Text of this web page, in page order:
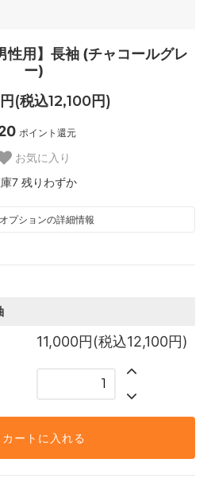
性用】長袖 (チャコールグレ
ー)
(税込12,100円)
ポイント還元
お気に入り
7 残りわずか
プションの詳細情報
長袖
11,000円(税込12,100円)
カートに入れる